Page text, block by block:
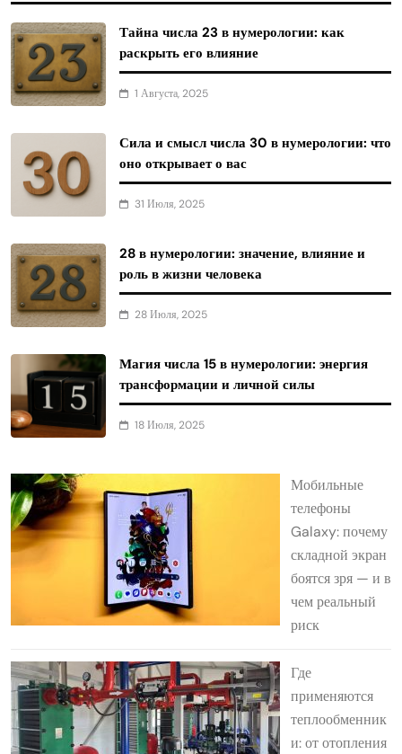
Тайна числа 23 в нумерологии: как
раскрыть его влияние
1 Августа, 2025
Сила и смысл числа 30 в нумерологии: что
оно открывает о вас
31 Июля, 2025
28 в нумерологии: значение, влияние и
роль в жизни человека
28 Июля, 2025
Магия числа 15 в нумерологии: энергия
трансформации и личной силы
18 Июля, 2025
Мобильные
телефоны
Galaxy: почему
складной экран
боятся зря — и в
чем реальный
риск
Где
применяются
теплообменник
и: от отопления